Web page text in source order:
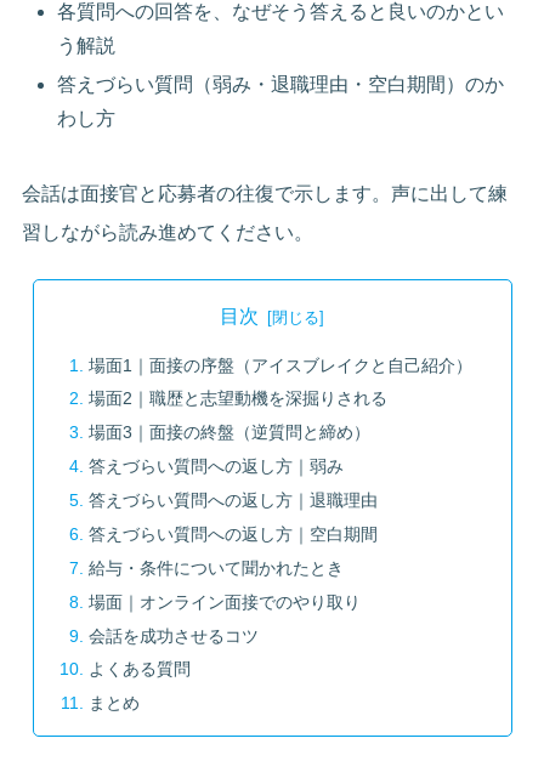
各質問への回答を、なぜそう答えると良いのかとい
う解説
答えづらい質問（弱み・退職理由・空白期間）のか
わし方
会話は面接官と応募者の往復で示します。声に出して練
習しながら読み進めてください。
目次
場面1｜面接の序盤（アイスブレイクと自己紹介）
場面2｜職歴と志望動機を深掘りされる
場面3｜面接の終盤（逆質問と締め）
答えづらい質問への返し方｜弱み
答えづらい質問への返し方｜退職理由
答えづらい質問への返し方｜空白期間
給与・条件について聞かれたとき
場面｜オンライン面接でのやり取り
会話を成功させるコツ
よくある質問
まとめ